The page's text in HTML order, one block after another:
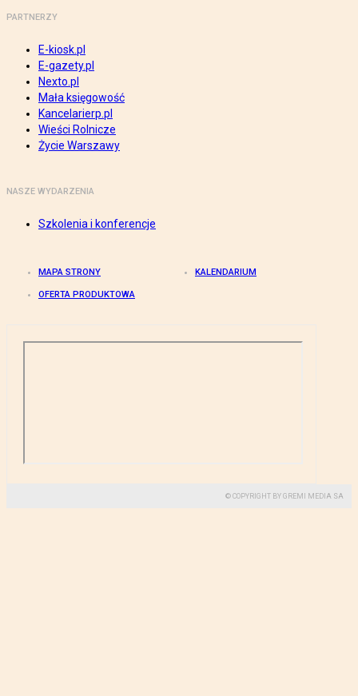
PARTNERZY
E-kiosk.pl
E-gazety.pl
Nexto.pl
Mała księgowość
Kancelarierp.pl
Wieści Rolnicze
Życie Warszawy
NASZE WYDARZENIA
Szkolenia i konferencje
MAPA STRONY KALENDARIUM
OFERTA PRODUKTOWA
© COPYRIGHT BY GREMI MEDIA SA